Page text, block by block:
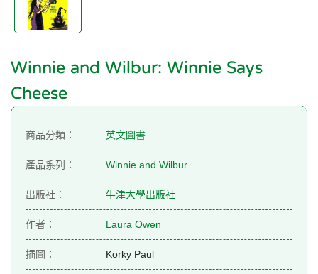
Winnie and Wilbur: Winnie Says
Cheese
商品分類： 英文圖書
產品系列： Winnie and Wilbur
出版社： 牛津大學出版社
作者： Laura Owen
插圖： Korky Paul